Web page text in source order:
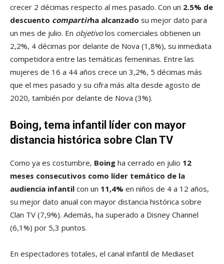
crecer 2 décimas respecto al mes pasado. Con un 2.5% de
descuento compartirha alcanzado su mejor dato para
un mes de julio. En objetivolos comerciales obtienen un
2,2%, 4 décimas por delante de Nova (1,8%), su inmediata
competidora entre las temáticas femeninas. Entre las
mujeres de 16 a 44 años crece un 3,2%, 5 décimas más
que el mes pasado y su cifra más alta desde agosto de
2020, también por delante de Nova (3%).
Boing, tema infantil líder con mayor
distancia histórica sobre Clan TV
Como ya es costumbre, Boing ha cerrado en julio 12
meses consecutivos como líder temático de la
audiencia infantil con un 11,4% en niños de 4 a 12 años,
su mejor dato anual con mayor distancia histórica sobre
Clan TV (7,9%). Además, ha superado a Disney Channel
(6,1%) por 5,3 puntos.
En espectadores totales, el canal infantil de Mediaset